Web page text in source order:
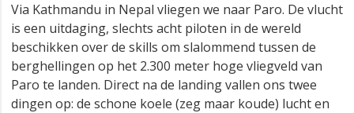
Via Kathmandu in Nepal vliegen we naar Paro. De vlucht
is een uitdaging, slechts acht piloten in de wereld
beschikken over de skills om slalommend tussen de
berghellingen op het 2.300 meter hoge vliegveld van
Paro te landen. Direct na de landing vallen ons twee
dingen op: de schone koele (zeg maar koude) lucht en